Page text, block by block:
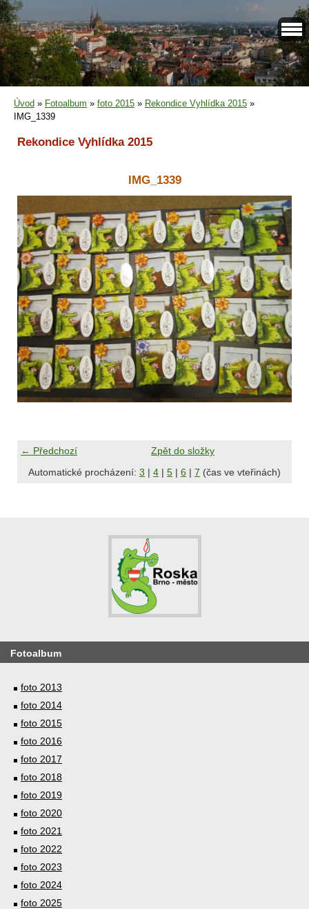
Úvod » Fotoalbum » foto 2015 » Rekondice Vyhlídka 2015 »
IMG_1339
Rekondice Vyhlídka 2015
IMG_1339
← Předchozí
Zpět do složky
Automatické procházení: 3 | 4 | 5 | 6 | 7 (čas ve vteřinách)
Fotoalbum
foto 2013
foto 2014
foto 2015
foto 2016
foto 2017
foto 2018
foto 2019
foto 2020
foto 2021
foto 2022
foto 2023
foto 2024
foto 2025